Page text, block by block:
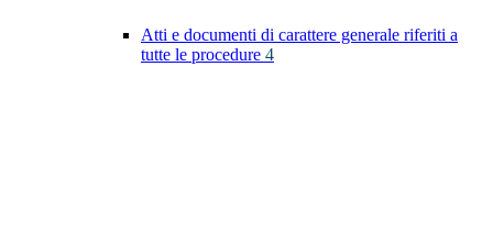
Atti e documenti di carattere generale riferiti a
tutte le procedure 4